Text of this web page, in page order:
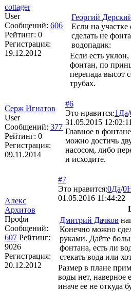
cottager
User
Сообщений: 606
Рейтинг: 0
Регистрация:
19.12.2012
Георгий
Если на
сделать не
водопадик:
Если есть
фонтан, по
перепада высот
трубах.
Серж Игнатов
User
Сообщений: 377
Рейтинг: 0
Регистрация:
09.11.2014
#6
Это нравится:1 Да/
31.05.2015 12:02:11
Главное в
можно достичь
насосом, либо
и исходите.
Алекс
Архитов
Профи
Сообщений:
607 Рейтинг:
9026
Регистрация:
20.12.2012
#7
Это нравится:0Да/0
01.05.2016 11:44:22
Дмитрий Дачков
Конечно можно
руками. Дайте
фонтана, есть ли
стекать вода или
Размер в плане
воды нет, наверное
иначе ее не откуда